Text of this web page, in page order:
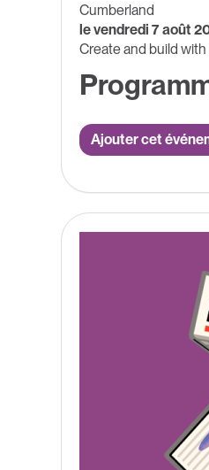
Cumberland
le vendredi 7 août
Create and build
Ajouter cet